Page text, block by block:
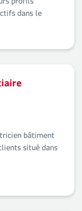
dans le
bâtiment
situé dans